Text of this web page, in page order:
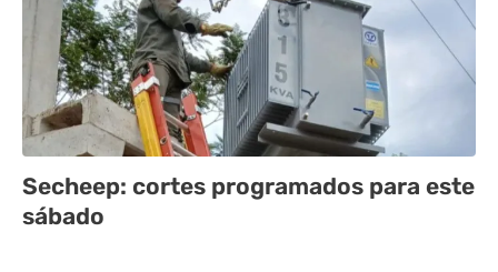
Secheep: cortes programados para este
sábado